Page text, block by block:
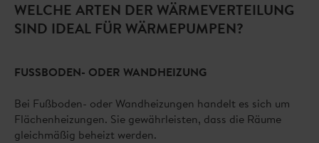
WELCHE ARTEN DER WÄRMEVERTEILUNG
SIND IDEAL FÜR WÄRMEPUMPEN?
FUSSBODEN- ODER WANDHEIZUNG
Bei Fußboden- oder Wandheizungen handelt es sich um
Flächenheizungen. Sie gewährleisten, dass die Räume
gleichmäßig beheizt werden.